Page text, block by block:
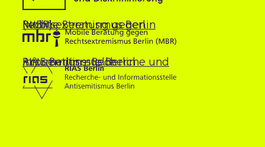
Mobile Beratung gegen Rechtsextremismus Berlin (MBR)
RIAS Berlin – Recherche und Informationsstelle Antisemitismus Berlin